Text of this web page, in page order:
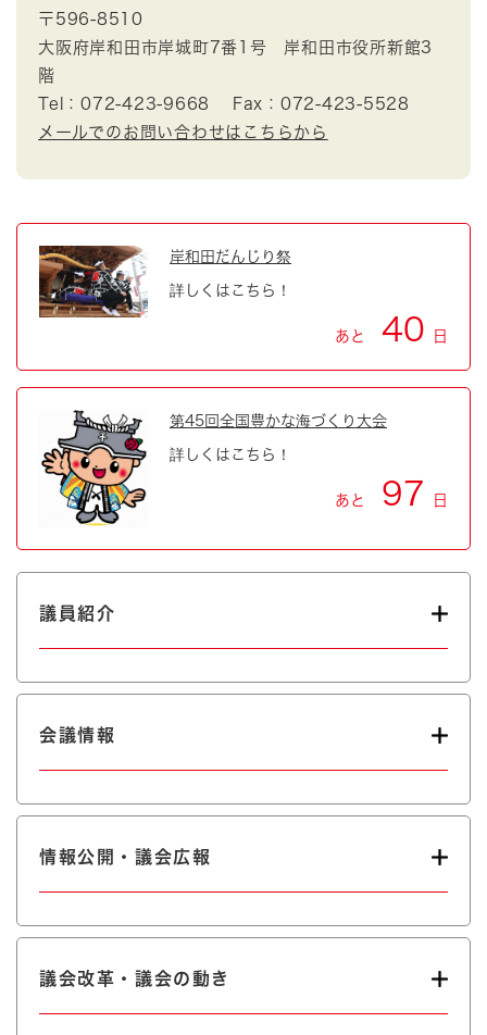
〒596-8510
大阪府岸和田市岸城町7番1号 岸和田市役所新館3
階
Tel：072-423-9668
Fax：072-423-5528
メールでのお問い合わせはこちらから
岸和田だんじり祭
詳しくはこちら！
あと 40 日
第45回全国豊かな海づくり大会
詳しくはこちら！
あと 97 日
議員紹介
会議情報
情報公開・議会広報
議会改革・議会の動き